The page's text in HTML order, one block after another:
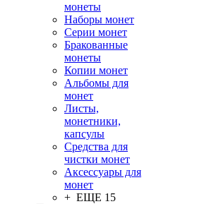
монеты
Наборы монет
Серии монет
Бракованные
монеты
Копии монет
Альбомы для
монет
Листы,
монетники,
капсулы
Средства для
чистки монет
Аксессуары для
монет
+ ЕЩЕ 15